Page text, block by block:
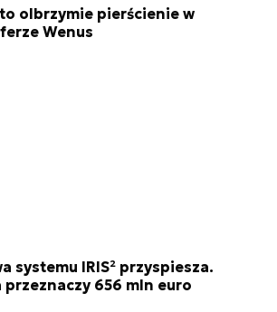
olbrzymie pierścienie w
Wenus
systemu IRIS² przyspiesza.
przeznaczy 656 mln euro